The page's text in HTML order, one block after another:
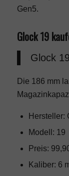
Gen5.
Glock 19
Glock 19
Die 186 mm
Hersteller:
Modell: 19
Preis:
Kaliber: 6